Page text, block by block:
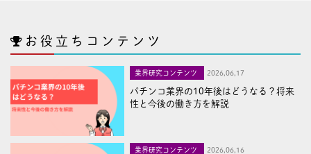
お役立ちコンテンツ
業界研究コンテンツ 2026,06,17
パチンコ業界の10年後はどうなる？将来
性と今後の働き方を解説
業界研究コンテンツ 2026,06,16